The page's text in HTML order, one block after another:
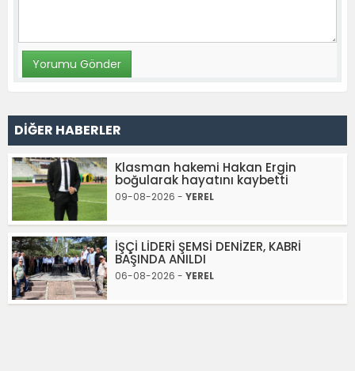
DİĞER HABERLER
Klasman hakemi Hakan Ergin
boğularak hayatını kaybetti
09-08-2026 - YEREL
İŞÇİ LİDERİ ŞEMSİ DENİZER, KABRİ
BAŞINDA ANILDI
06-08-2026 - YEREL